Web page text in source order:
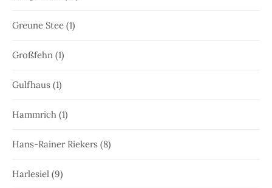
Greune Stee (1)
Großfehn (1)
Gulfhaus (1)
Hammrich (1)
Hans-Rainer Riekers (8)
Harlesiel (9)